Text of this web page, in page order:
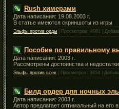
Rush химерами
Дата написания: 19.08.2003 г.
В статье имеются скриншоты из игры
Эльфы против орды | Просмотров: 4081 |
Пособие по правильному
Дата написания: 2003 г.
Рассмотрены достоинства и
Эльфы против всех | Просмотров: 3654 |
Билд ордер для ночных
Дата написания: 2003 г.
Автор предлагает оптимальный на его